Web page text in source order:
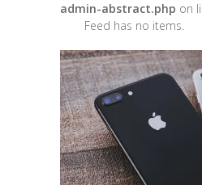
admin-abstract.php on
Feed has no items.